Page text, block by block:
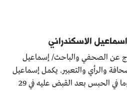
الاسكندراني
عن الصحفي والباحث/ إسماعيل
والرأي والتعبير. يكمل إسماعيل
الإسكندراني في 7 مارس 100 يوما في الحبس بعد القبض عليه في 29